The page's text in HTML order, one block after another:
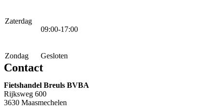
Zaterdag
09:00-17:00
Zondag Gesloten
Contact
Fietshandel Breuls BVBA
Rijksweg 600
3630 Maasmechelen